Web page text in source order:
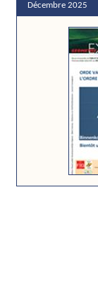
Décembre 2025